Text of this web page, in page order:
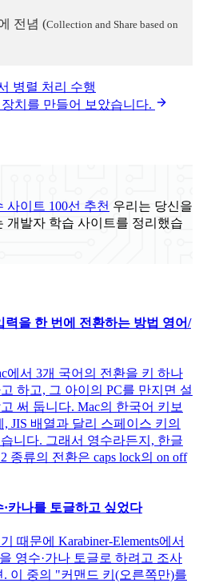
전념 (Collection and Share based on
병렬 처리 수행
치를 만들어 보았습니다.
사이트 100선 추천 우리는 당신을
개발자 학습 사이트를 정리했습
을 한 번에 전환하는 방법 영어/
에서 3개 국어의 전환을 키 하나
하고, 그 아이의 PC를 만지면 설
써 둡니다. Mac의 한국어 키보
JIS 배열과 달리 스페이스 키의
니다. 그래서 영수라든지, 한글
종류의 전환은 caps lock의 on off
카나를 토글하고 싶었다
때문에 Karabiner-Elements에서
영수·가나 토글로 하려고 조사
이 중의 "커맨드 키(오른쪽만)를